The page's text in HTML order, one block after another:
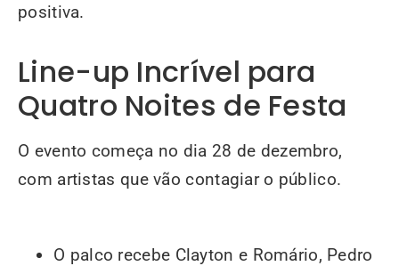
positiva.
Line-up Incrível para
Quatro Noites de Festa
O evento começa no dia 28 de dezembro,
com artistas que vão contagiar o público.
O palco recebe Clayton e Romário, Pedro